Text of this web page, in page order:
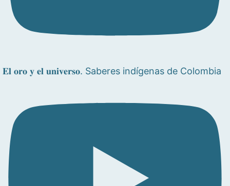
𝐄𝐥 𝐨𝐫𝐨 𝐲 𝐞𝐥 𝐮𝐧𝐢𝐯𝐞𝐫𝐬𝐨. Saberes indígenas de Colombia